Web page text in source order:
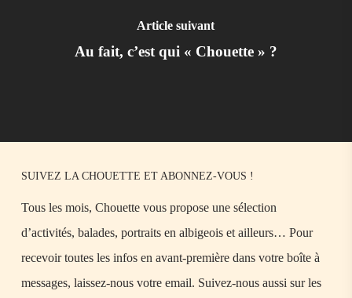
Article suivant
Au fait, c’est qui « Chouette » ?
SUIVEZ LA CHOUETTE ET ABONNEZ-VOUS !
Tous les mois, Chouette vous propose une sélection
d’activités, balades, portraits en albigeois et ailleurs… Pour
recevoir toutes les infos en avant-première dans votre boîte à
messages, laissez-nous votre email. Suivez-nous aussi sur les